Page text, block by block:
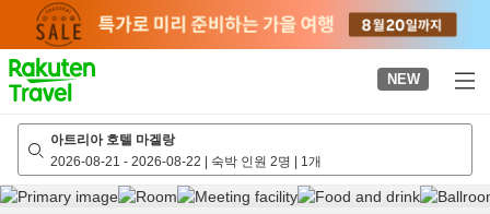
page
NEW
아트리아 호텔 마겔랑
2026-08-21 - 2026-08-22 | 숙박 인원 2명 | 1개